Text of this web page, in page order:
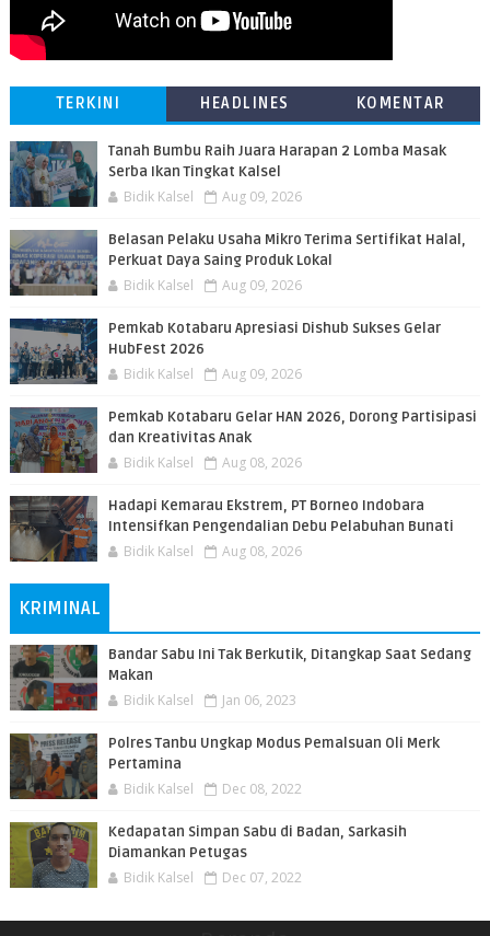
TERKINI HEADLINES KOMENTAR
Tanah Bumbu Raih Juara Harapan 2 Lomba Masak
Serba Ikan Tingkat Kalsel
Bidik Kalsel Aug 09, 2026
Belasan Pelaku Usaha Mikro Terima Sertifikat Halal,
Perkuat Daya Saing Produk Lokal
Bidik Kalsel Aug 09, 2026
Pemkab Kotabaru Apresiasi Dishub Sukses Gelar
HubFest 2026
Bidik Kalsel Aug 09, 2026
Pemkab Kotabaru Gelar HAN 2026, Dorong Partisipasi
dan Kreativitas Anak
Bidik Kalsel Aug 08, 2026
​Hadapi Kemarau Ekstrem, PT Borneo Indobara
Intensifkan Pengendalian Debu Pelabuhan Bunati
Bidik Kalsel Aug 08, 2026
KRIMINAL
Bandar Sabu Ini Tak Berkutik, Ditangkap Saat Sedang
Makan
Bidik Kalsel Jan 06, 2023
Polres Tanbu Ungkap Modus Pemalsuan Oli Merk
Pertamina
Bidik Kalsel Dec 08, 2022
Kedapatan Simpan Sabu di Badan, Sarkasih
Diamankan Petugas
Bidik Kalsel Dec 07, 2022